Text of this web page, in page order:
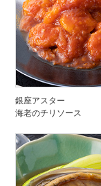
銀座アスター
海老のチリソース